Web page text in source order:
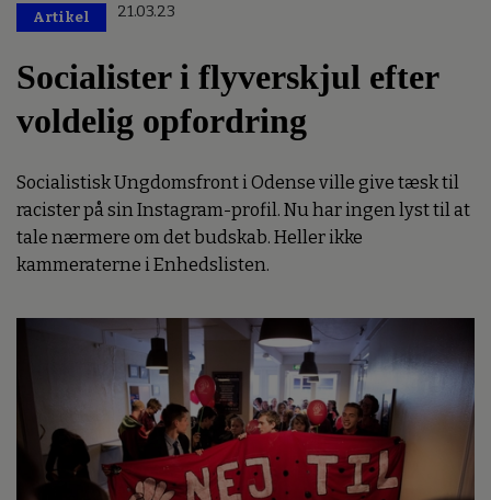
Artikel 21.03.23
Socialister i flyverskjul efter
voldelig opfordring
Socialistisk Ungdomsfront i Odense ville give tæsk til
racister på sin Instagram-profil. Nu har ingen lyst til at
tale nærmere om det budskab. Heller ikke
kammeraterne i Enhedslisten.